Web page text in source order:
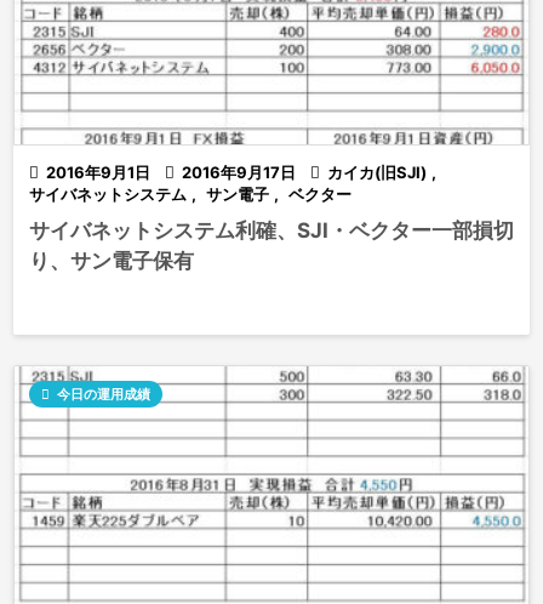
 2016年9月1日  2016年9月17日  カイカ(旧SJI) ,
サイバネットシステム , サン電子 , ベクター
サイバネットシステム利確、SJI・ベクター一部損切
り、サン電子保有
 今日の運用成績